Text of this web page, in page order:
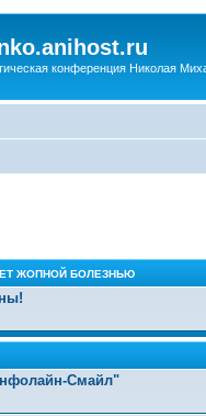
конференция Николая
ЖОПНОЙ БОЛЕЗНЬЮ
Смайл"